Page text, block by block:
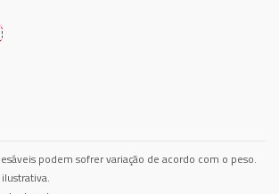
podem sofrer variação de acordo com o peso.